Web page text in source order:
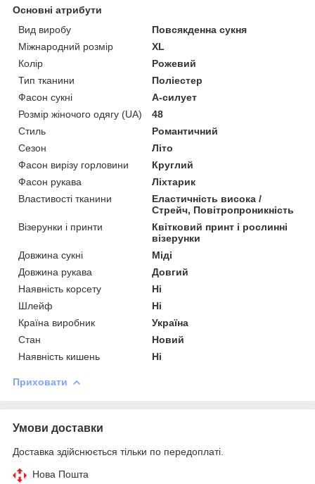
Основні атрибути
Вид виробу
Повсякденна сукня
Міжнародний розмір
XL
Колір
Рожевий
Тип тканини
Поліестер
Фасон сукні
А-силует
Розмір жіночого одягу (UA)
48
Стиль
Романтичний
Сезон
Літо
Фасон вирізу горловини
Круглий
Фасон рукава
Ліхтарик
Властивості тканини
Еластичність висока /
Стрейч, Повітропроникність
Візерунки і принти
Квітковий принт і рослинні
візерунки
Довжина сукні
Міді
Довжина рукава
Довгий
Наявність корсету
Ні
Шлейф
Ні
Країна виробник
Україна
Стан
Новий
Наявність кишень
Ні
Приховати
Умови доставки
Доставка здійснюється тільки по передоплаті.
Нова Пошта